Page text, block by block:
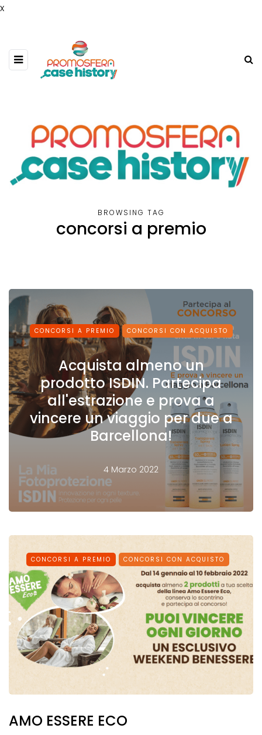
x
BROWSING TAG
concorsi a premio
CONCORSI A PREMIO CONCORSI CON ACQUISTO
Acquista almeno un
prodotto ISDIN. Partecipa
all'estrazione e prova a
vincere un viaggio per due a
Barcellona!
4 Marzo 2022
CONCORSI A PREMIO CONCORSI CON ACQUISTO
AMO ESSERE ECO